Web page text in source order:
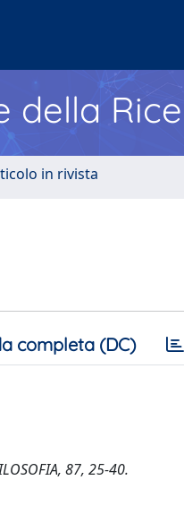
della
in rivista
completa (DC)
87, 25-40.